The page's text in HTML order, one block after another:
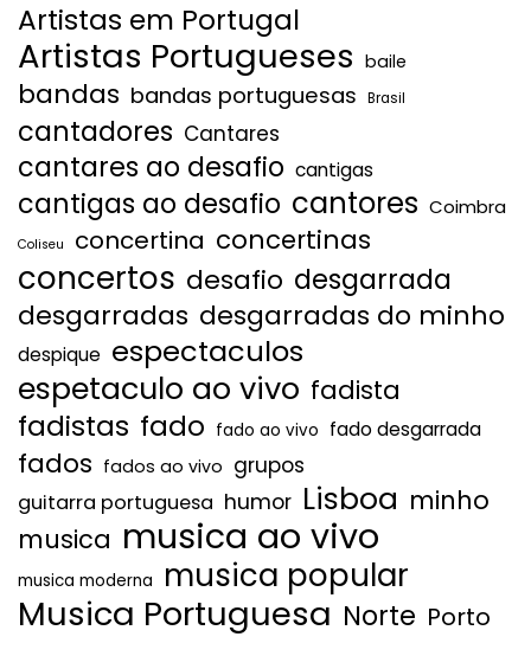
Artistas em Portugal
Artistas Portugueses baile
bandas bandas portuguesas Brasil
cantadores Cantares
cantares ao desafio cantigas
cantigas ao desafio cantores Coimbra
Coliseu concertina concertinas
concertos desafio desgarrada
desgarradas desgarradas do minho
despique espectaculos
espetaculo ao vivo fadista
fadistas fado fado ao vivo fado desgarrada
fados fados ao vivo grupos
guitarra portuguesa humor Lisboa minho
musica musica ao vivo
musica moderna musica popular
Musica Portuguesa Norte Porto